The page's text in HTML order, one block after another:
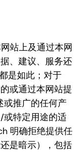
站上及通过本网
、建议、服务还
是如此；对于
或通过本网站提
或推广的任何产
或特定用途的适
明确拒绝提供任
是暗示），包括